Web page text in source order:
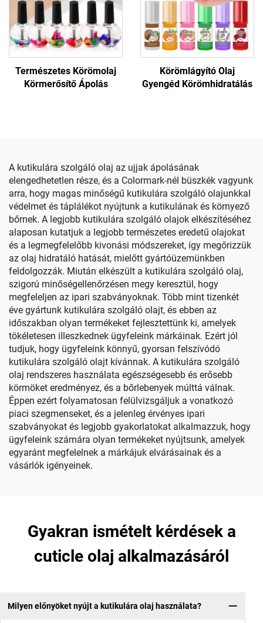
Természetes Körömolaj
Körmerősítő Ápolás
Körömlágyító Olaj
Gyengéd Körömhidratálás
A kutikulára szolgáló olaj az ujjak ápolásának
elengedhetetlen része, és a Colormark-nél büszkék vagyunk
arra, hogy magas minőségű kutikulára szolgáló olajunkkal
védelmet és táplálékot nyújtunk a kutikulának és környező
bőrnek. A legjobb kutikulára szolgáló olajok elkészítéséhez
alaposan kutatjuk a legjobb természetes eredetű olajokat
és a legmegfelelőbb kivonási módszereket, így megőrizzük
az olaj hidratáló hatását, mielőtt gyártóüzemünkben
feldolgozzák. Miután elkészült a kutikulára szolgáló olaj,
szigorú minőségellenőrzésen megy keresztül, hogy
megfeleljen az ipari szabványoknak. Több mint tizenkét
éve gyártunk kutikulára szolgáló olajt, és ebben az
időszakban olyan termékeket fejlesztettünk ki, amelyek
tökéletesen illeszkednek ügyfeleink márkáinak. Ezért jól
tudjuk, hogy ügyfeleink könnyű, gyorsan felszívódó
kutikulára szolgáló olajt kívánnak. A kutikulára szolgáló
olaj rendszeres használata egészségesebb és erősebb
körmöket eredményez, és a bőrlebenyek múlttá válnak.
Éppen ezért folyamatosan felülvizsgáljuk a vonatkozó
piaci szegmenseket, és a jelenleg érvényes ipari
szabványokat és legjobb gyakorlatokat alkalmazzuk, hogy
ügyfeleink számára olyan termékeket nyújtsunk, amelyek
egyaránt megfelelnek a márkájuk elvárásainak és a
vásárlók igényeinek.
Gyakran ismételt kérdések a
cuticle olaj alkalmazásáról
Milyen előnyöket nyújt a kutikulára olaj használata?